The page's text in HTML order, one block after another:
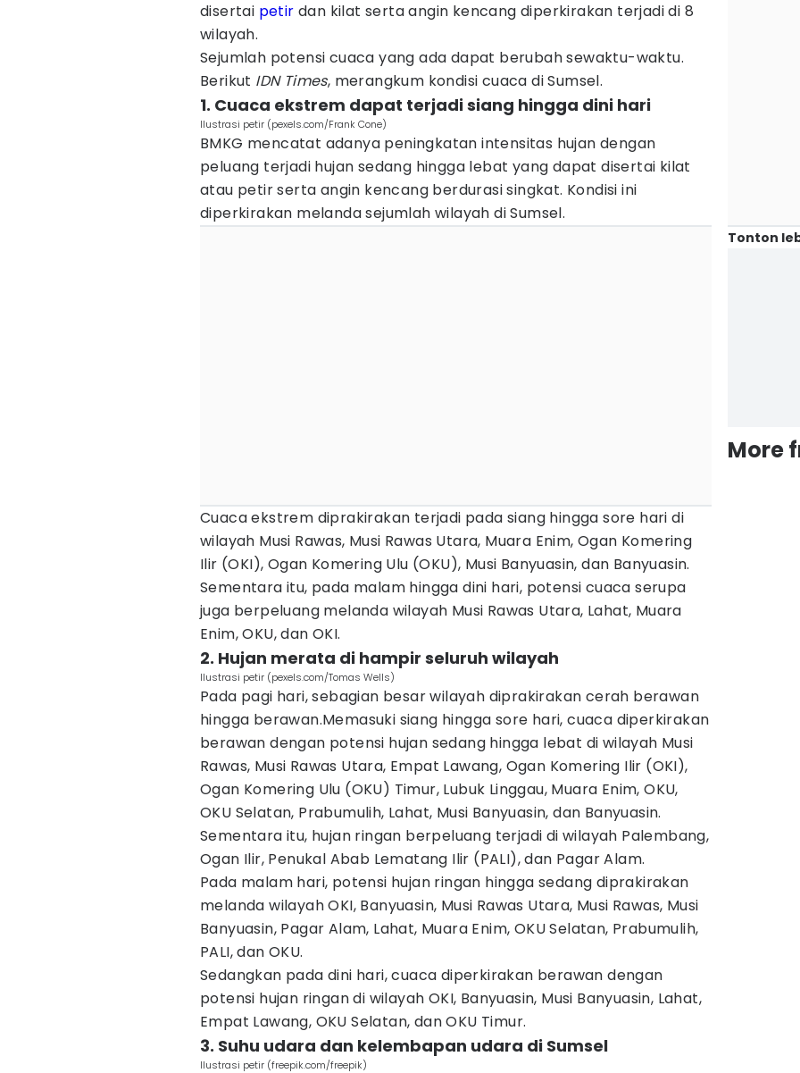
disertai petir dan kilat serta angin kencang diperkirakan terjadi di 8
wilayah.
Sejumlah potensi cuaca yang ada dapat berubah sewaktu-waktu.
Berikut IDN Times, merangkum kondisi cuaca di Sumsel.
1. Cuaca ekstrem dapat terjadi siang hingga dini hari
Ilustrasi petir (pexels.com/Frank Cone)
BMKG mencatat adanya peningkatan intensitas hujan dengan
peluang terjadi hujan sedang hingga lebat yang dapat disertai kilat
atau petir serta angin kencang berdurasi singkat. Kondisi ini
diperkirakan melanda sejumlah wilayah di Sumsel.
Cuaca ekstrem diprakirakan terjadi pada siang hingga sore hari di
wilayah Musi Rawas, Musi Rawas Utara, Muara Enim, Ogan Komering
Ilir (OKI), Ogan Komering Ulu (OKU), Musi Banyuasin, dan Banyuasin.
Sementara itu, pada malam hingga dini hari, potensi cuaca serupa
juga berpeluang melanda wilayah Musi Rawas Utara, Lahat, Muara
Enim, OKU, dan OKI.
2. Hujan merata di hampir seluruh wilayah
Ilustrasi petir (pexels.com/Tomas Wells)
Pada pagi hari, sebagian besar wilayah diprakirakan cerah berawan
hingga berawan.Memasuki siang hingga sore hari, cuaca diperkirakan
berawan dengan potensi hujan sedang hingga lebat di wilayah Musi
Rawas, Musi Rawas Utara, Empat Lawang, Ogan Komering Ilir (OKI),
Ogan Komering Ulu (OKU) Timur, Lubuk Linggau, Muara Enim, OKU,
OKU Selatan, Prabumulih, Lahat, Musi Banyuasin, dan Banyuasin.
Sementara itu, hujan ringan berpeluang terjadi di wilayah Palembang,
Ogan Ilir, Penukal Abab Lematang Ilir (PALI), dan Pagar Alam.
Pada malam hari, potensi hujan ringan hingga sedang diprakirakan
melanda wilayah OKI, Banyuasin, Musi Rawas Utara, Musi Rawas, Musi
Banyuasin, Pagar Alam, Lahat, Muara Enim, OKU Selatan, Prabumulih,
PALI, dan OKU.
Sedangkan pada dini hari, cuaca diperkirakan berawan dengan
potensi hujan ringan di wilayah OKI, Banyuasin, Musi Banyuasin, Lahat,
Empat Lawang, OKU Selatan, dan OKU Timur.
3. Suhu udara dan kelembapan udara di Sumsel
Ilustrasi petir (freepik.com/freepik)
Tonton
More